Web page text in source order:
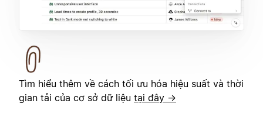
Tìm hiểu thêm về cách tối ưu hóa hiệu suất và thời
gian tải của cơ sở dữ liệu tại đây →